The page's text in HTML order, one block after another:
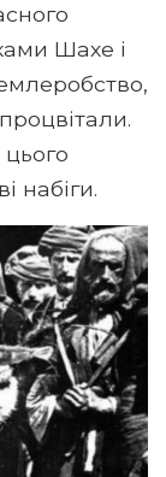
Шахе і
набіги.